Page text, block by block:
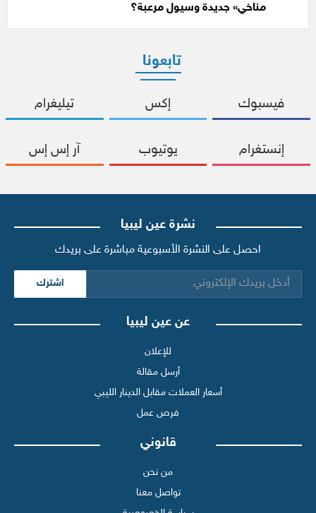
مناخي» جديدة وسيول مرعبة؟
تابعونا
فيسبوك إكس تيليغرام
إنستغرام يوتيوب آر إس إس
نشرة عين ليبيا
احصل على النشرة الأسبوعية مباشرة على بريدك
اشترك
عن عين ليبيا
للإعلان
أرسل مقالة
أسعار العملات مقابل الدينار الليبي
فرص عمل
قانوني
من نحن
تواصل معنا